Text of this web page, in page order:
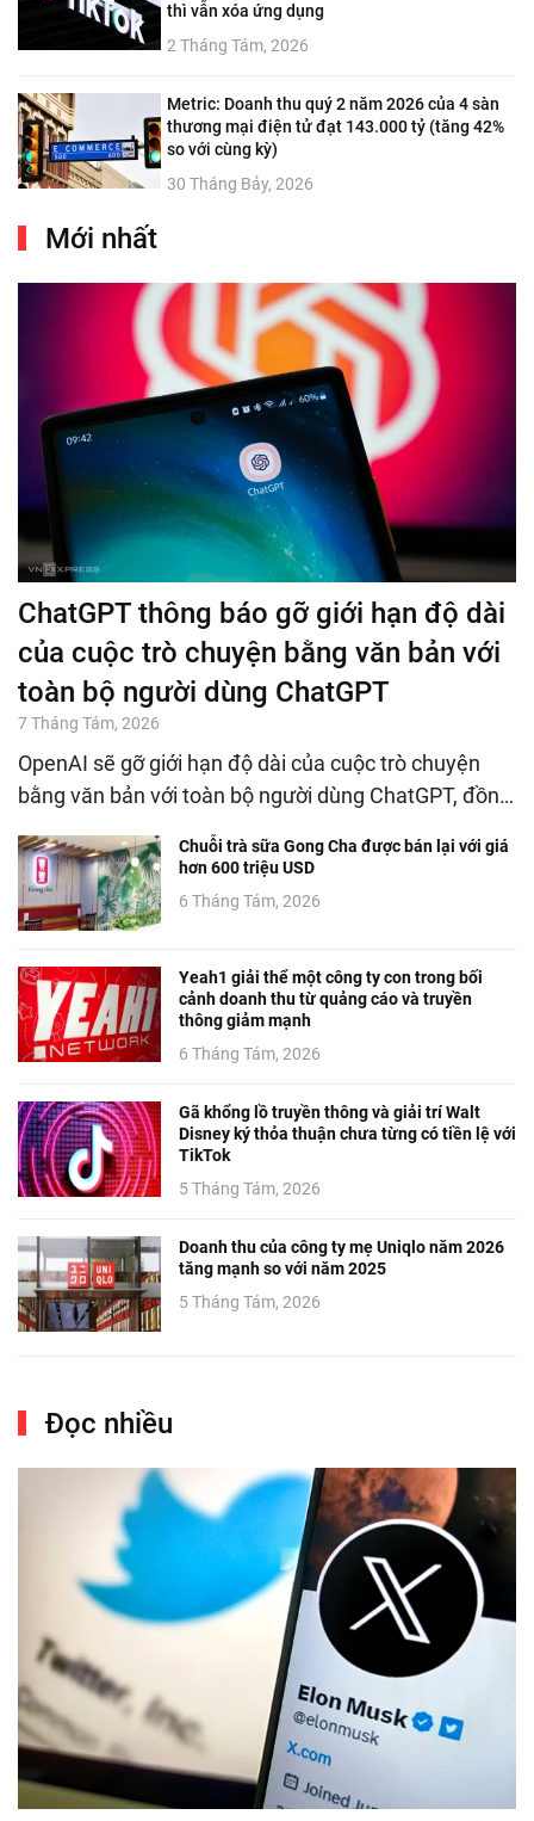
thì vẫn xóa ứng dụng
2 Tháng Tám, 2026
Metric: Doanh thu quý 2 năm 2026 của 4 sàn
thương mại điện tử đạt 143.000 tỷ (tăng 42%
so với cùng kỳ)
30 Tháng Bảy, 2026
Mới nhất
ChatGPT thông báo gỡ giới hạn độ dài
của cuộc trò chuyện bằng văn bản với
toàn bộ người dùng ChatGPT
7 Tháng Tám, 2026
OpenAI sẽ gỡ giới hạn độ dài của cuộc trò chuyện
bằng văn bản với toàn bộ người dùng ChatGPT, đồn…
Chuỗi trà sữa Gong Cha được bán lại với giá
hơn 600 triệu USD
6 Tháng Tám, 2026
Yeah1 giải thể một công ty con trong bối
cảnh doanh thu từ quảng cáo và truyền
thông giảm mạnh
6 Tháng Tám, 2026
Gã khổng lồ truyền thông và giải trí Walt
Disney ký thỏa thuận chưa từng có tiền lệ với
TikTok
5 Tháng Tám, 2026
Doanh thu của công ty mẹ Uniqlo năm 2026
tăng mạnh so với năm 2025
5 Tháng Tám, 2026
Đọc nhiều